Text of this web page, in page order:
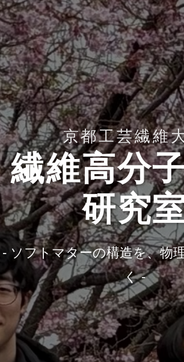
京都工芸繊維
繊維高分
研究
- ソフトマターの構造を、物
く -